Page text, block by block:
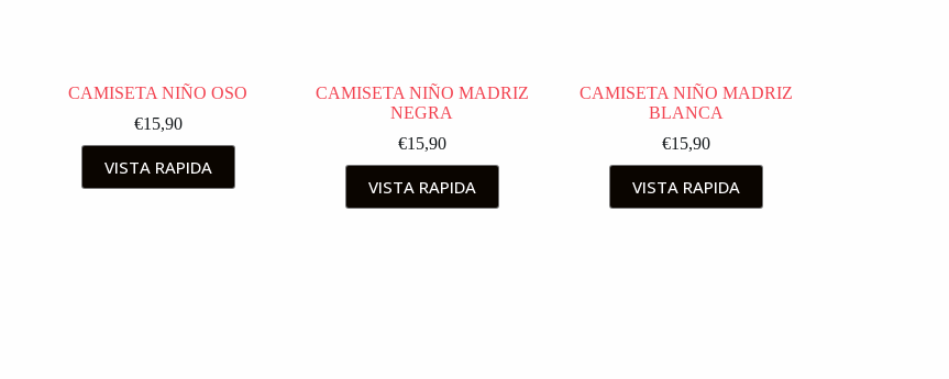
CAMISETA NIÑO OSO
€15,90
VISTA RAPIDA
CAMISETA NIÑO MADRIZ
NEGRA
€15,90
VISTA RAPIDA
CAMISETA NIÑO MADRIZ
BLANCA
€15,90
VISTA RAPIDA